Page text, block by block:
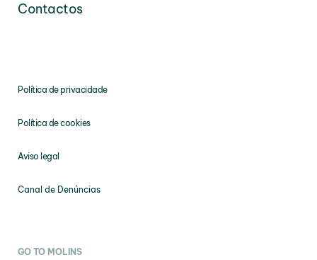
Contactos
Política de privacidade
Política de cookies
Aviso legal
Canal de Denúncias
GO TO MOLINS